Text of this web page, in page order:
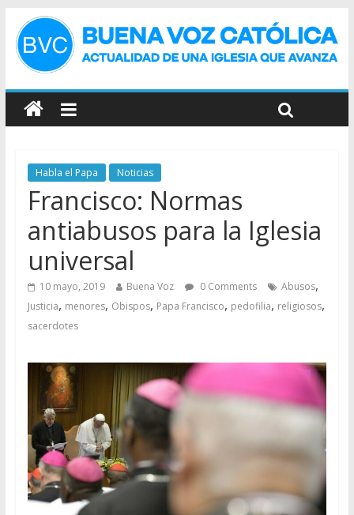
Habla el Papa Noticias
Francisco: Normas
antiabusos para la Iglesia
universal
10 mayo, 2019 Buena Voz 0 Comments Abusos,
Justicia, menores, Obispos, Papa Francisco, pedofilia, religiosos,
sacerdotes